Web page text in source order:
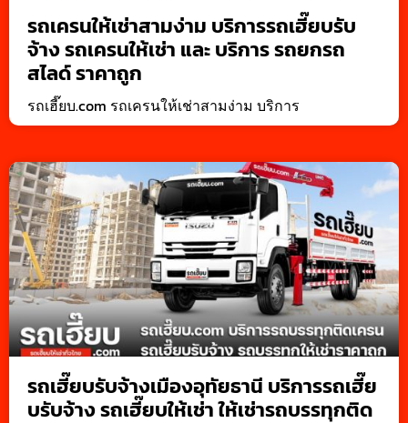
รถเครนให้เช่าสามง่าม บริการรถเฮี๊ยบรับ
จ้าง รถเครนให้เช่า และ บริการ รถยกรถ
สไลด์ ราคาถูก
รถเฮี๊ยบ.com รถเครนให้เช่าสามง่าม บริการ
รถเฮี๊ยบรับจ้างเมืองอุทัยธานี บริการรถเฮี๊ย
บรับจ้าง รถเฮี๊ยบให้เช่า ให้เช่ารถบรรทุกติด